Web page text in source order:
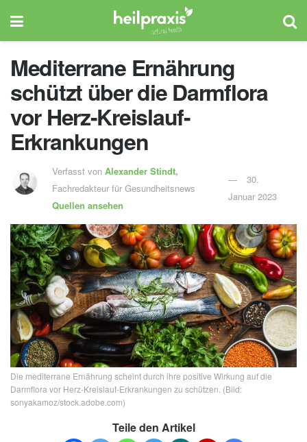
Mediterrane Ernährung
schützt über die Darmflora
vor Herz-Kreislauf-
Erkrankungen
Verfasst von Alexander Stindt,
Fachredakteur für Gesundheitsnews
Quellen ansehen
30.
Januar 2023
Die mediterrane Ernährung scheint durch ihre positive Wirkung auf die
Darmflora vor Herz-Kreislauf-Erkrankungen zu schützen. (Bild:
sonyakamoz/stock.adobe.com)
Teile den Artikel